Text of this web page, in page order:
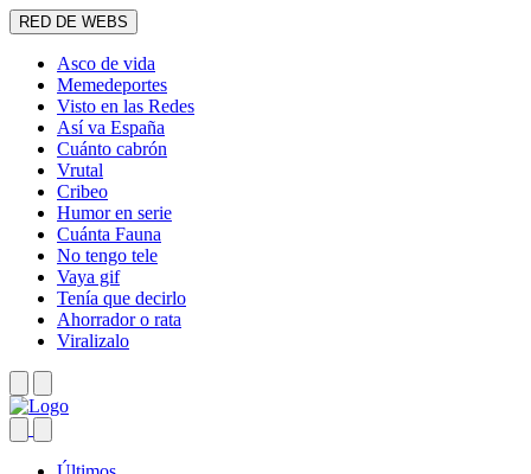
RED DE WEBS
Asco de vida
Memedeportes
Visto en las Redes
Así va España
Cuánto cabrón
Vrutal
Cribeo
Humor en serie
Cuánta Fauna
No tengo tele
Vaya gif
Tenía que decirlo
Ahorrador o rata
Viralizalo